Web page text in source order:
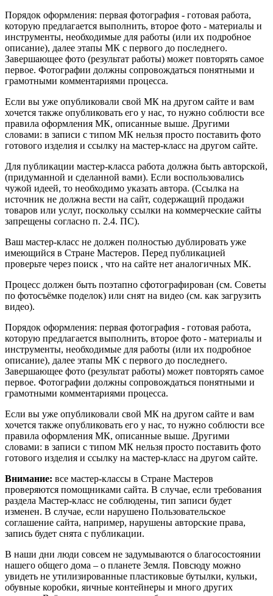
Порядок оформления: первая фотография - готовая работа,
которую предлагается выполнить, второе фото - материалы и
инструменты, необходимые для работы (или их подробное
описание), далее этапы МК с первого до последнего.
Завершающее фото (результат работы) может повторять самое
первое. Фотографии должны сопровождаться понятными и
грамотными комментариями процесса.
Если вы уже опубликовали свой МК на другом сайте и вам
хочется также опубликовать его у нас, то нужно соблюсти все
правила оформления МК, описанные выше. Другими
словами: в записи с типом МК нельзя просто поставить фото
готового изделия и ссылку на мастер-класс на другом сайте.
Для публикации мастер-класса работа должна быть авторской,
(придуманной и сделанной вами). Если воспользовались
чужой идеей, то необходимо указать автора. (Ссылка на
источник не должна вести на сайт, содержащий продажи
товаров или услуг, поскольку ссылки на коммерческие сайты
запрещены согласно п. 2.4. ПС).
Ваш мастер-класс не должен полностью дублировать уже
имеющийся в Стране Мастеров. Перед публикацией
проверьте через поиск , что на сайте нет аналогичных МК.
Процесс должен быть поэтапно сфотографирован (см. Советы
по фотосъёмке поделок) или снят на видео (см. как загрузить
видео).
Порядок оформления: первая фотография - готовая работа,
которую предлагается выполнить, второе фото - материалы и
инструменты, необходимые для работы (или их подробное
описание), далее этапы МК с первого до последнего.
Завершающее фото (результат работы) может повторять самое
первое. Фотографии должны сопровождаться понятными и
грамотными комментариями процесса.
Если вы уже опубликовали свой МК на другом сайте и вам
хочется также опубликовать его у нас, то нужно соблюсти все
правила оформления МК, описанные выше. Другими
словами: в записи с типом МК нельзя просто поставить фото
готового изделия и ссылку на мастер-класс на другом сайте.
Внимание: все мастер-классы в Стране Мастеров
проверяются помощниками сайта. В случае, если требования
раздела Мастер-класс не соблюдены, тип записи будет
изменен. В случае, если нарушено Пользовательское
соглашение сайта, например, нарушены авторские права,
запись будет снята с публикации.
В наши дни люди совсем не задумываются о благосостоянии
нашего общего дома – о планете Земля. Повсюду можно
увидеть не утилизированные пластиковые бутылки, кульки,
обувные коробки, яичные контейнеры и много других